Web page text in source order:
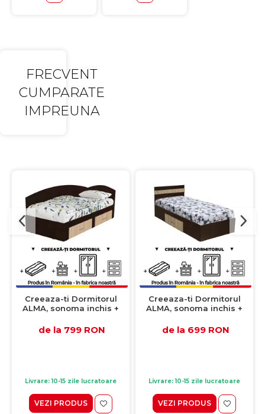
FRECVENT
CUMPARATE
IMPREUNA
Creeaza-ti Dormitorul
ALMA, sonoma inchis +
Colt Alma 120x200 cm, cu
de la 799 RON
Livrare: 10-15 zile lucratoare
VEZI PRODUS
Creeaza-ti Dormitorul
ALMA, sonoma inchis +
cu sertar Alma 120x200
de la 699 RON
Livrare: 10-15 zile lucratoare
VEZI PRODUS